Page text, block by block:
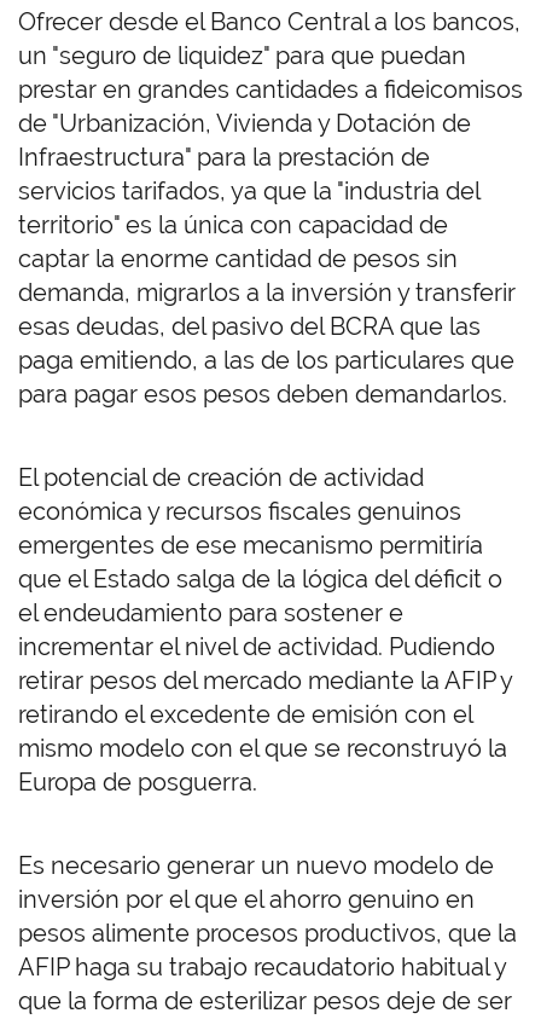
Ofrecer desde el Banco Central a los bancos,
un "seguro de liquidez" para que puedan
prestar en grandes cantidades a fideicomisos
de "Urbanización, Vivienda y Dotación de
Infraestructura" para la prestación de
servicios tarifados, ya que la "industria del
territorio" es la única con capacidad de
captar la enorme cantidad de pesos sin
demanda, migrarlos a la inversión y transferir
esas deudas, del pasivo del BCRA que las
paga emitiendo, a las de los particulares que
para pagar esos pesos deben demandarlos.
El potencial de creación de actividad
económica y recursos fiscales genuinos
emergentes de ese mecanismo permitiría
que el Estado salga de la lógica del déficit o
el endeudamiento para sostener e
incrementar el nivel de actividad. Pudiendo
retirar pesos del mercado mediante la AFIP y
retirando el excedente de emisión con el
mismo modelo con el que se reconstruyó la
Europa de posguerra.
Es necesario generar un nuevo modelo de
inversión por el que el ahorro genuino en
pesos alimente procesos productivos, que la
AFIP haga su trabajo recaudatorio habitual y
que la forma de esterilizar pesos deje de ser